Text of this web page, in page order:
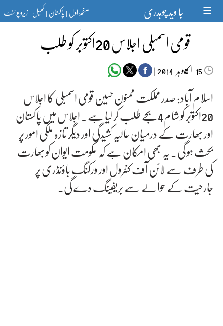
content جا وید چوہدری صفحۂ اول|پاکستان|کھیل|زیرو پوائنٹ
قومی اسمبلی اجلاس 20اکتوبر کو طلب‎
15 اکتوبر‬‮ |
اسلام آباد: صدر مملکت ممنون حسین قومی اسمبلی کا اجلاس
20اکتوبر کو شام4بجے طلب کر لیا ہے۔ اجلاس میں پاکستان
اور بھارت کے درمیان حالیہ کشیدگی اور دیگر تازہ ملکی امور پر
بحث ہو گی۔ یہ بھی امکان ہے کہ حکومت ایوان کو بھارت
کی طرف سے لائن آف کنٹرول اور ورکنگ باؤنڈری پر
جارحیت کے حوالے سے بریفینگ دے گی۔